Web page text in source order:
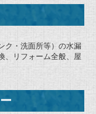
ク・洗面所等）の水漏
、リフォーム全般、屋